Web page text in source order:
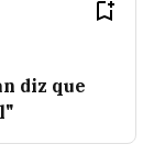
diz que